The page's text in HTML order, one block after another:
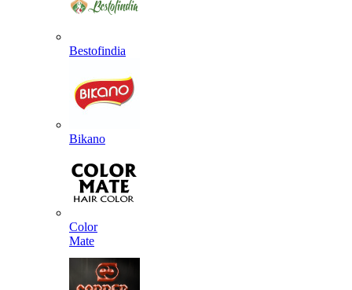
Bestofindia
Bikano
Color
Mate